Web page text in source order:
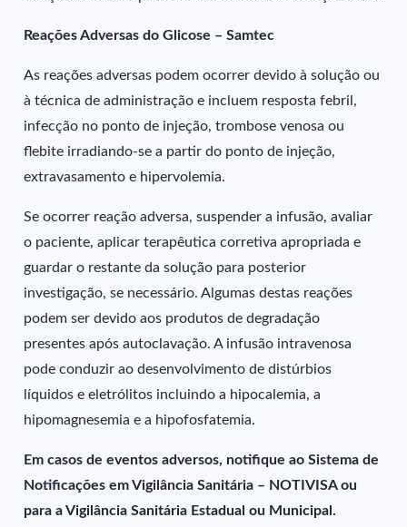
Reações Adversas do Glicose – Samtec
As reações adversas podem ocorrer devido à solução ou
à técnica de administração e incluem resposta febril,
infecção no ponto de injeção, trombose venosa ou
flebite irradiando-se a partir do ponto de injeção,
extravasamento e hipervolemia.
Se ocorrer reação adversa, suspender a infusão, avaliar
o paciente, aplicar terapêutica corretiva apropriada e
guardar o restante da solução para posterior
investigação, se necessário. Algumas destas reações
podem ser devido aos produtos de degradação
presentes após autoclavação. A infusão intravenosa
pode conduzir ao desenvolvimento de distúrbios
líquidos e eletrólitos incluindo a hipocalemia, a
hipomagnesemia e a hipofosfatemia.
Em casos de eventos adversos, notifique ao Sistema de
Notificações em Vigilância Sanitária – NOTIVISA ou
para a Vigilância Sanitária Estadual ou Municipal.